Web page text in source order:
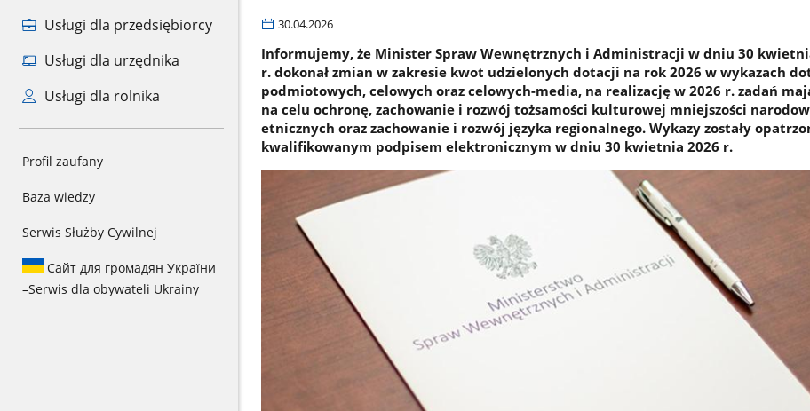
Usługi dla przedsiębiorcy
Usługi dla urzędnika
Usługi dla rolnika
Profil zaufany
Baza wiedzy
Serwis Służby Cywilnej
Сайт для громадян України
–Serwis dla obywateli Ukrainy
30.04.2026
Informujemy, że Minister Spraw Wewnętrznych i Administracji w dniu 30
r. dokonał zmian w zakresie kwot udzielonych dotacji na rok 2026 w wykazach
podmiotowych, celowych oraz celowych-media, na realizację w 2026 r. zadań
na celu ochronę, zachowanie i rozwój tożsamości kulturowej mniejszości
etnicznych oraz zachowanie i rozwój języka regionalnego. Wykazy zostały
kwalifikowanym podpisem elektronicznym w dniu 30 kwietnia 2026 r.